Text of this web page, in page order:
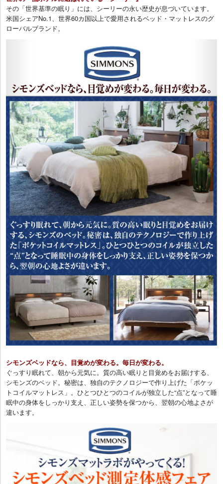
その「世界基準の眠り」には、シーリーの永い歴史が息づいています。
米国シェアNo.1、世界60カ国以上で愛用されるベッド・マットレスのグ
ローバルブランド。
シモンズベッドなら、目覚めが変わる。毎日が変わる。
ぐっすり眠れて、朝から元気に。質の高い眠りと目覚めをお届けする、
シモンズのベッド。秘密は、独自のテクノロジーで作り上げた「ポケッ
トコイルマットレス」。ひとつひとつのコイルが独立した“点”となって睡
眠中の身体をしっかり支え、正しい姿勢を保つから、翌朝の心地よさが
違います。